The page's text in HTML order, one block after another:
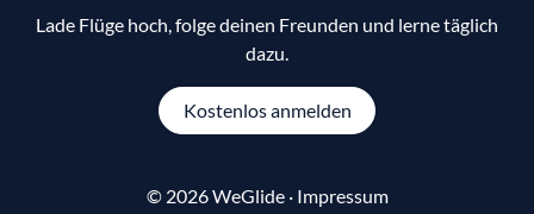
Lade Flüge hoch, folge deinen Freunden und lerne täglich
dazu.
Kostenlos anmelden
© 2026 WeGlide · Impressum